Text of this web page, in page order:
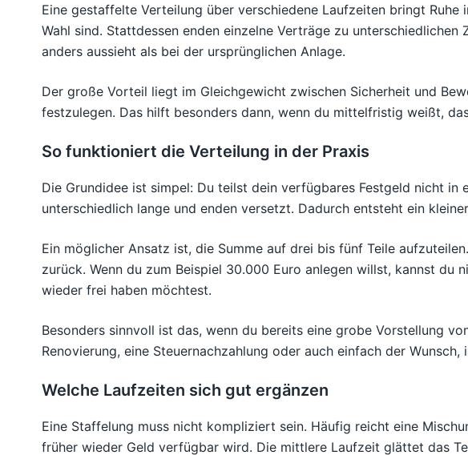
Eine gestaffelte Verteilung über verschiedene Laufzeiten bringt
Wahl sind. Stattdessen enden einzelne Verträge zu
anders aussieht als bei der ursprünglichen Anlage.
Der große Vorteil liegt im Gleichgewicht zwischen Sicherheit und
festzulegen. Das hilft besonders dann, wenn du mittelfristig weißt,
So funktioniert die Verteilung in der Praxis
Die Grundidee ist simpel: Du teilst dein verfügbares Festgeld nicht in
unterschiedlich lange und enden versetzt. Dadurch entsteht ein
Ein möglicher Ansatz ist, die Summe auf drei bis fünf Teile
zurück. Wenn du zum Beispiel 30.000 Euro anlegen willst, kannst du
wieder frei haben möchtest.
Besonders sinnvoll ist das, wenn du bereits eine grobe Vorstellung
Renovierung, eine Steuernachzahlung oder auch einfach der
Welche Laufzeiten sich gut ergänzen
Eine Staffelung muss nicht kompliziert sein. Häufig reicht eine
früher wieder Geld verfügbar wird. Die mittlere Laufzeit glättet das